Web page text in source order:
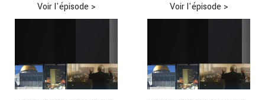
Voir l'épisode > Voir l'épisode >